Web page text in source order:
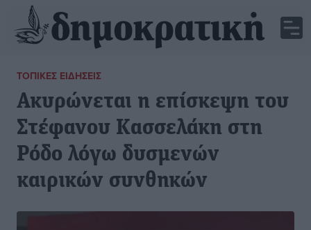
ΤΟΠΙΚΈΣ ΕΙΔΉΣΕΙΣ
Ακυρώνεται η επίσκεψη του
Στέφανου Κασσελάκη στη
Ρόδο λόγω δυσμενών
καιρικών συνθηκών